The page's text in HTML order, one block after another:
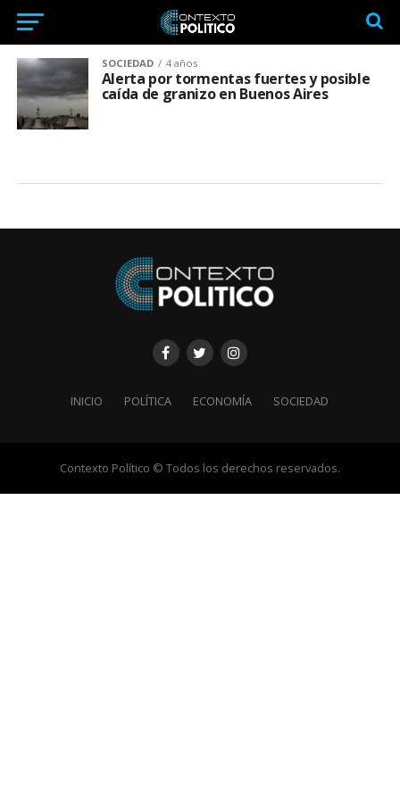
SOCIEDAD 4 años
Alerta por tormentas fuertes y posible
caída de granizo en Buenos Aires
INICIO POLÍTICA ECONOMÍA SOCIEDAD
Contexto Político © Todos los derechos reservados.